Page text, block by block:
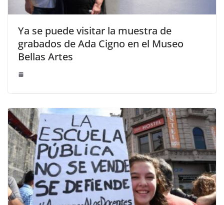
Ya se puede visitar la muestra de
grabados de Ada Cigno en el Museo
Bellas Artes